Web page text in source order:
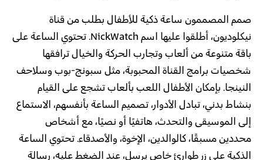
صمم المصممون ساعة ذكية للأطفال بطلب من قناة
نيكلوديون، أطلقوا عليها اسم NickWatch. تحتوي الساعة على
باقة متنوعة من ألعاب وتجارب الحركة والخيال ترافقها
شخصيات برامج القناة المحبوبة، مثل سبونج-بوب وسلاحف
النينجا. بإمكان الأطفال اللعب بألعاب تشجع على القيام
بنشاط بدني، تبادل الأدوار، تصميم الساعة بأنفسهم، الاستماع
إلى الموسيقى والتحدث، هاتفيًا أو نصيًا، مع أشخاص
محددين مسبقًا، كالوالدين، الإخوة، والأصدقاء. تحتوي الساعة
الذكية على زر طوارئ خاص يرسل، عند الضغط عليه، رسالة